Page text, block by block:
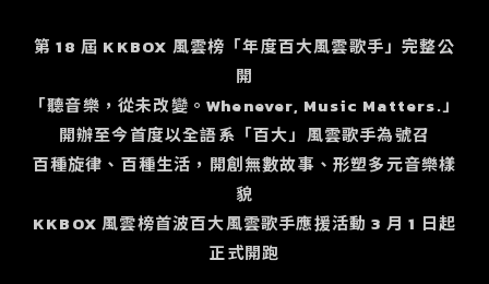
第 18 屆 KKBOX 風雲榜「年度百大風雲歌手」完整公
開
「聽音樂，從未改變。Whenever, Music Matters.」
開辦至今首度以全語系「百大」風雲歌手為號召
百種旋律、百種生活，開創無數故事、形塑多元音樂樣
貌
KKBOX 風雲榜首波百大風雲歌手應援活動 3 月 1 日起
正式開跑